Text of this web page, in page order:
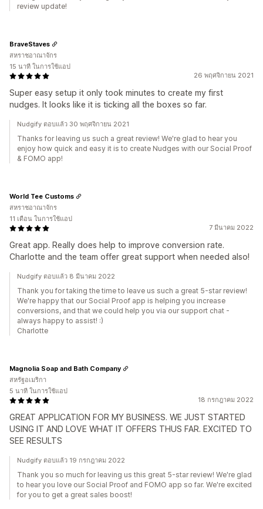
review update!
26 พฤศจิกายน 2021
Super easy setup it only took minutes to create my first
nudges. It looks like it is ticking all the boxes so far.
BraveStaves
สหราชอาณาจักร
15 นาที ในการใช้แอป
Nudgify ตอบแล้ว 30 พฤศจิกายน 2021
Thanks for leaving us such a great review! We're glad to hear you
enjoy how quick and easy it is to create Nudges with our Social Proof
& FOMO app!
7 มีนาคม 2022
Great app. Really does help to improve conversion rate.
Charlotte and the team offer great support when needed also!
World Tee Customs
สหราชอาณาจักร
11 เดือน ในการใช้แอป
Nudgify ตอบแล้ว 8 มีนาคม 2022
Thank you for taking the time to leave us such a great 5-star review!
We're happy that our Social Proof app is helping you increase
conversions, and that we could help you via our support chat -
always happy to assist! :)
Charlotte
18 กรกฎาคม 2022
GREAT APPLICATION FOR MY BUSINESS. WE JUST STARTED
USING IT AND LOVE WHAT IT OFFERS THUS FAR. EXCITED TO
SEE RESULTS
Magnolia Soap and Bath Company
สหรัฐอเมริกา
5 นาที ในการใช้แอป
Nudgify ตอบแล้ว 19 กรกฎาคม 2022
Thank you so much for leaving us this great 5-star review! We're glad
to hear you love our Social Proof and FOMO app so far. We're excited
for you to get a great sales boost!